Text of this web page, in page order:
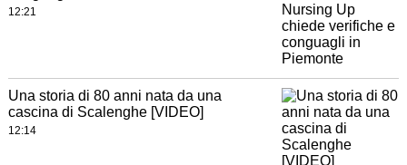
12:21
Una storia di 80 anni nata da una
cascina di Scalenghe [VIDEO]
12:14